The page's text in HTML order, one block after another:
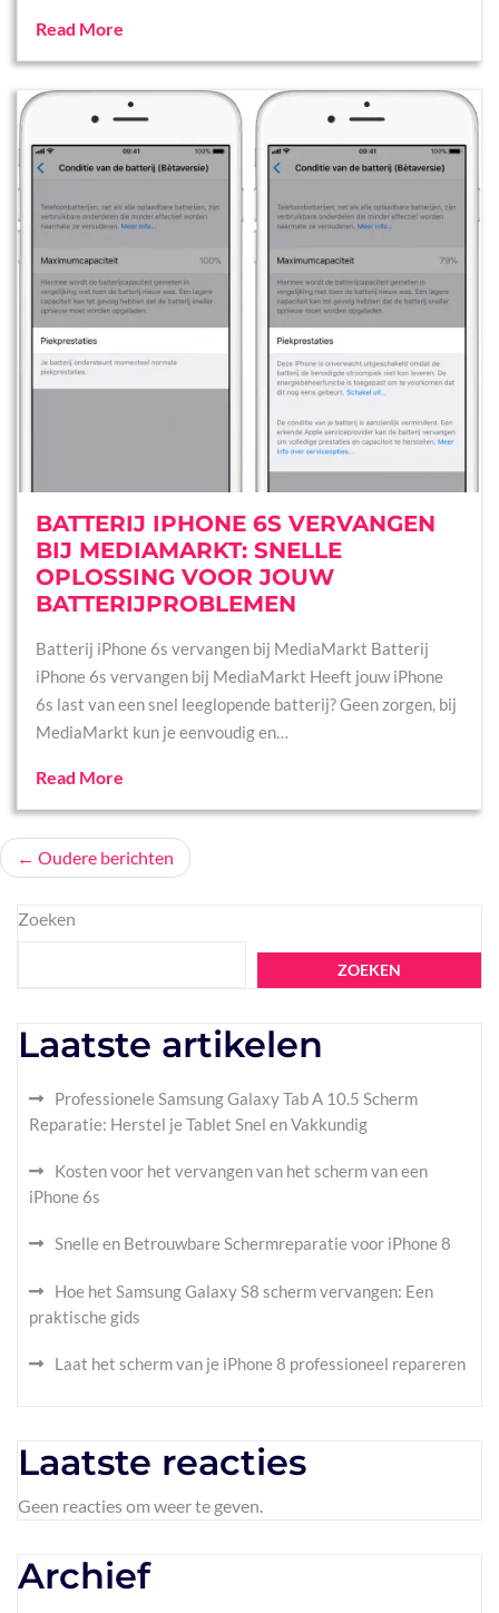
Read More
BATTERIJ IPHONE 6S VERVANGEN
BIJ MEDIAMARKT: SNELLE
OPLOSSING VOOR JOUW
BATTERIJPROBLEMEN
Batterij iPhone 6s vervangen bij MediaMarkt Batterij
iPhone 6s vervangen bij MediaMarkt Heeft jouw iPhone
6s last van een snel leeglopende batterij? Geen zorgen, bij
MediaMarkt kun je eenvoudig en…
Read More
Berichtennavigatie
Oudere berichten
Zoeken
ZOEKEN
Laatste artikelen
Professionele Samsung Galaxy Tab A 10.5 Scherm
Reparatie: Herstel je Tablet Snel en Vakkundig
Kosten voor het vervangen van het scherm van een
iPhone 6s
Snelle en Betrouwbare Schermreparatie voor iPhone 8
Hoe het Samsung Galaxy S8 scherm vervangen: Een
praktische gids
Laat het scherm van je iPhone 8 professioneel repareren
Laatste reacties
Geen reacties om weer te geven.
Archief